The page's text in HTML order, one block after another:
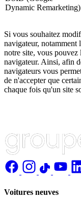
Dynamic Remarketing)
Si vous souhaitez
navigateur, notamment
notre site, vous
navigateur. Ainsi, afin
navigateurs vous
de n'accepter que
chaque fois qu'un site
Voitures neuves